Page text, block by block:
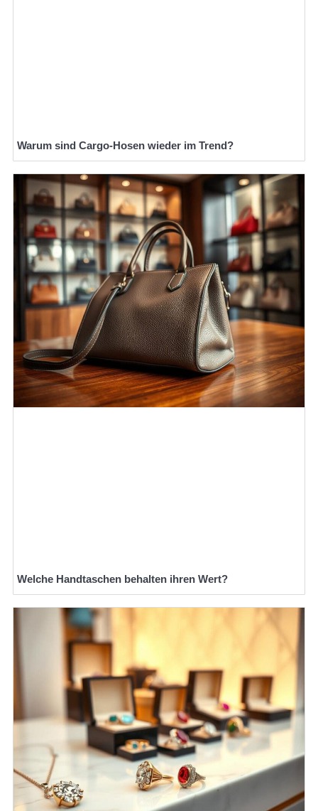
Warum sind Cargo-Hosen wieder im Trend?
Welche Handtaschen behalten ihren Wert?